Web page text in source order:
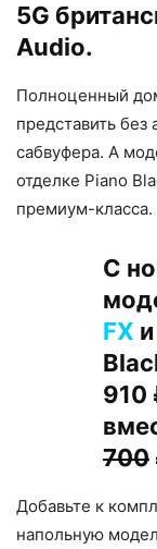
5G
Audio.
Полноценный
представить без
сабвуфера. А
отделке Piano
премиум-класса.
С
FX и
910
700
Добавьте к
напольную